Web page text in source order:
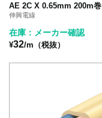
AE 2C X 0.65mm 200m巻
伸興電線
在庫：メーカー確認
¥32/m（税抜）